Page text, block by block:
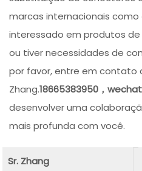
marcas internacionais como
interessado em produtos
ou tiver necessidades de
por favor, entre em contato
Zhang.18665383950，
desenvolver uma
mais profunda com você.
Sr. Zhang